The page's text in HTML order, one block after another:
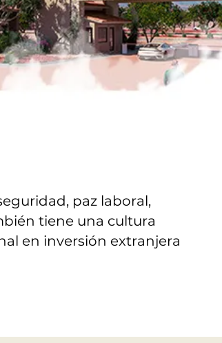
paz laboral,
tiene una cultura
en inversión extranjera